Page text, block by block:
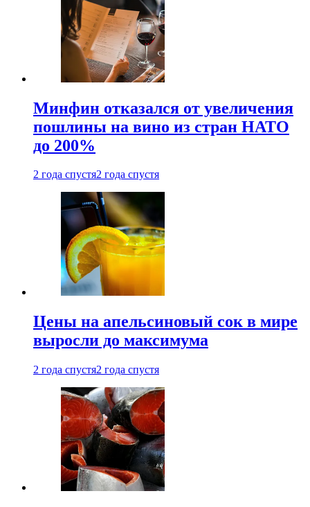
Минфин отказался от увеличения
пошлины на вино из стран НАТО
до 200%
2 года спустя2 года спустя
Цены на апельсиновый сок в мире
выросли до максимума
2 года спустя2 года спустя